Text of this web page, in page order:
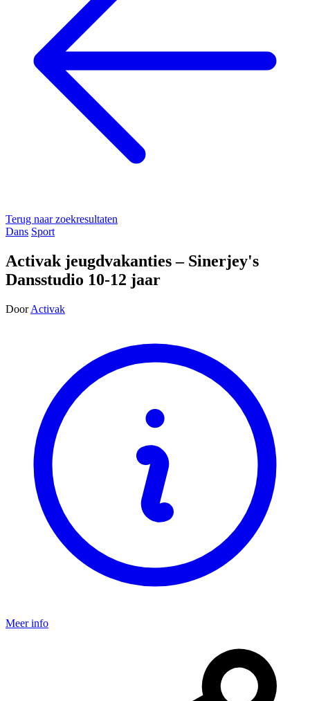
Terug naar zoekresultaten
Dans Sport
Activak jeugdvakanties – Sinerjey's
Dansstudio 10-12 jaar
Door Activak
Meer info